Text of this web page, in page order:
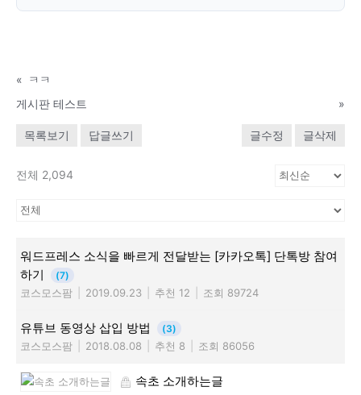
« ㅋㅋ
게시판 테스트
»
목록보기 답글쓰기 글수정 글삭제
전체 2,094
워드프레스 소식을 빠르게 전달받는 [카카오톡] 단톡방 참여
하기
(7)
코스모스팜 2019.09.23 추천 12 조회 89724
유튜브 동영상 삽입 방법 (3)
코스모스팜 2018.08.08 추천 8 조회 86056
속초 소개하는글